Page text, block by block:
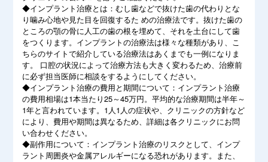
◆インプラント治療とは：むし歯などで抜けた歯の代わりとな
り噛み心地や見た目を回復するた めの治療法です。抜けた歯の
ところの顎の骨に人工の歯の根を埋めて、それを土台にして歯
をつくります。インプラントの治療法は様々な種類があり、こ
ちらのサイトで紹介している治療法はあくまでも一例になりま
す。 口腔の状況によって治療方法も大きく変わるため、治療前
に必ず担当医師に相談をするようにしてください。
◆インプラント治療の費用と期間について：インプラント治療
の費用相場は1本当たり25～45万円。平均的な治療期間は半年～
1年と言われています。1人1人の症状や、クリニックの方針など
により、費用や期間は異なるため、詳細は各クリニックにお問
い合わせください。
◆副作用について：インプラント治療のリスクとして、インプ
ラント周囲炎や金属アレルギーになる恐れがあります。また、